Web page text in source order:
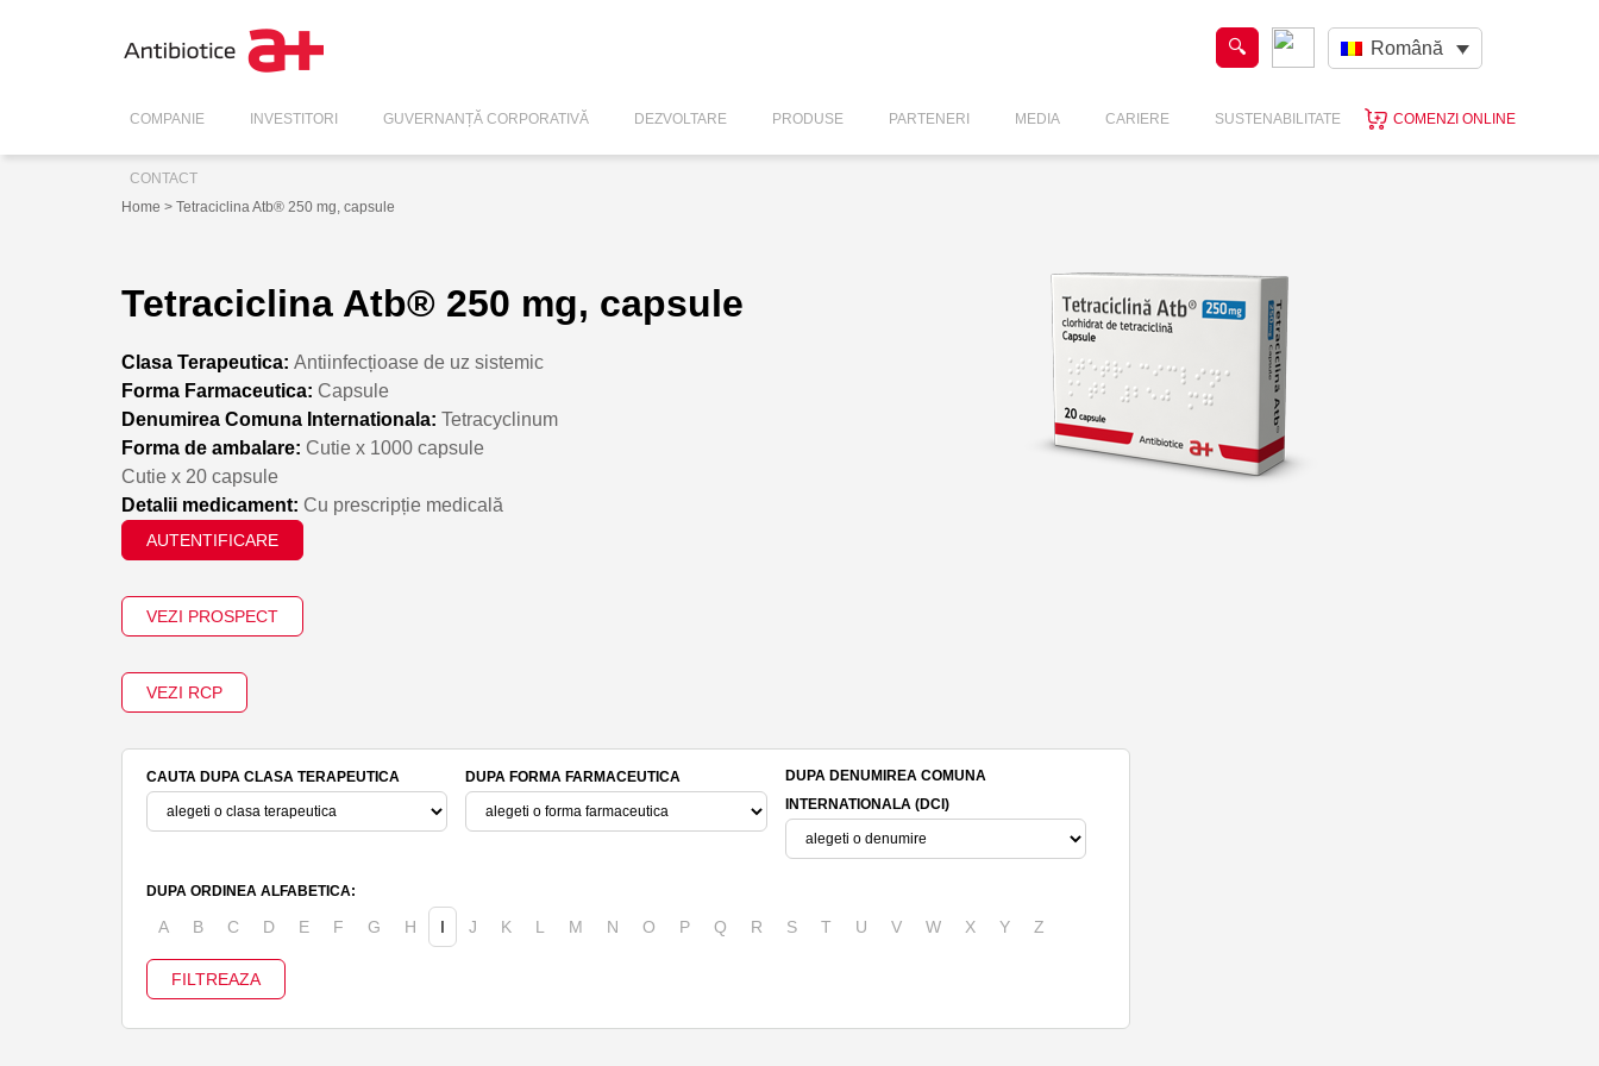
Română
COMPANIE INVESTITORI GUVERNANȚĂ CORPORATIVĂ DEZVOLTARE PRODUSE PARTENERI MEDIA CARIERE SUSTENABILITATE COMENZI ONLINE
CONTACT
Home > Tetraciclina Atb® 250 mg, capsule
Tetraciclina Atb® 250 mg, capsule
Clasa Terapeutica: Antiinfecțioase de uz sistemic
Forma Farmaceutica: Capsule
Denumirea Comuna Internationala: Tetracyclinum
Forma de ambalare: Cutie x 1000 capsule
Cutie x 20 capsule
Detalii medicament: Cu prescripție medicală
AUTENTIFICARE
VEZI PROSPECT
VEZI RCP
CAUTA DUPA CLASA TERAPEUTICA DUPA FORMA FARMACEUTICA
DUPA DENUMIREA COMUNA
INTERNATIONALA (DCI)
DUPA ORDINEA ALFABETICA:
A B C D E F G H I J K L M N O P Q R S T U V W X Y Z